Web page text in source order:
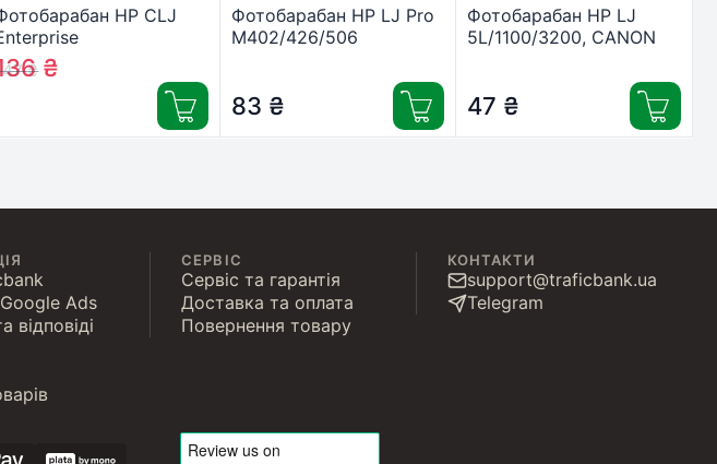
HP CLJ
553/570/577,
CF360A/361A/362A/363A
₴ ₴
Фотобарабан HP LJ Pro
M402/426/506
Canon 052 High Dens
SGT (DAD-427-HD)
83 ₴
Фотобарабан HP LJ
5L/1100/3200, CANON
47 ₴
Ads
відповіді
СЕРВІС
Сервіс та гарантія
Доставка та оплата
Повернення товару
КОНТАКТИ
support@traficbank.ua
Telegram